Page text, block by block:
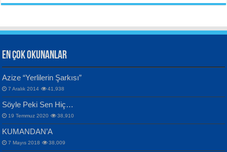
VAHDETTİN YİĞİTCAN
Samimiyet Nedir?...
Aynı Güneşin Altında...
Bülent Sağlam
Mescid-i Aksâ Üstüne Ay!...
CAHİT SITKI TARANCI
Otuz Beş Yaş Şiiri...
EN ÇOK OKUNANLAR
Azize “Yerlilerin Şarkısı”
7 Aralık 2014 41,938
Söyle Peki Sen Hiç…
19 Temmuz 2020 38,910
KUMANDAN’A
7 Mayıs 2018 38,009